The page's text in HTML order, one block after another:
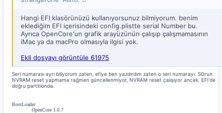
Hangi EFI klasörünüzü kullanıyorsunuz bilmiyorum. benim
eklediğim EFI içerisindeki config.plistte serial Number bu.
Ayrıca OpenCore'un grafik arayüzünün çalışıp çalışmamasının
iMac ya da macPro olmasıyla ilgisi yok.
Ekli dosyayı görüntüle 61975
Seri numarası ayrı biliyorum zaten, efiye ben yazdırdım zaten o seri numarayı. SOrun
NVRAM reset yapmama rağmen güncellenmiyor, NVRAM reset çalışıyor ancak. EFI'de
doğru partitionda.
BootLoader
OpenCore 1.0.7